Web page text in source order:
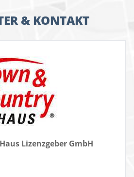
& KONTAKT
Lizenzgeber GmbH